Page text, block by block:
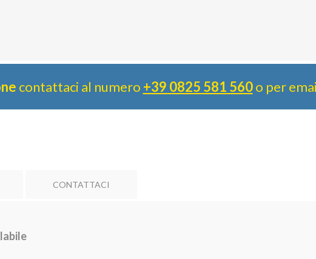
contattaci al numero +39 0825 581 560o per
CONTATTACI